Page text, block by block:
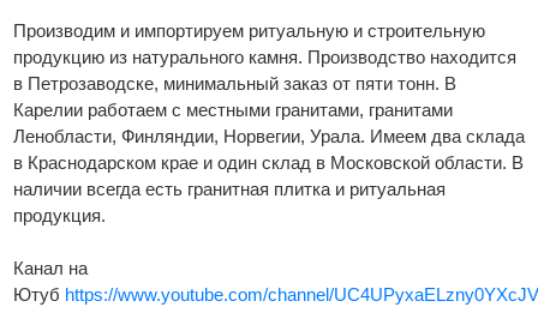
Производим и импортируем ритуальную и строительную
продукцию из натурального камня. Производство находится
в Петрозаводске, минимальный заказ от пяти тонн. В
Карелии работаем с местными гранитами, гранитами
Ленобласти, Финляндии, Норвегии, Урала. Имеем два склада
в Краснодарском крае и один склад в Московской области. В
наличии всегда есть гранитная плитка и ритуальная
продукция.
Канал на
Ютуб https://www.youtube.com/channel/